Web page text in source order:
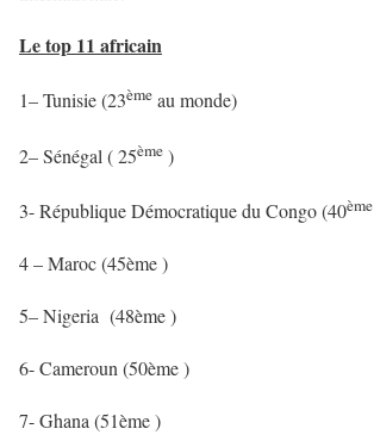
Le top 11 africain
1– Tunisie (23ème au monde)
2– Sénégal ( 25ème )
3- République Démocratique du Congo (40ème
4 – Maroc (45ème )
5– Nigeria (48ème )
6- Cameroun (50ème )
7- Ghana (51ème )